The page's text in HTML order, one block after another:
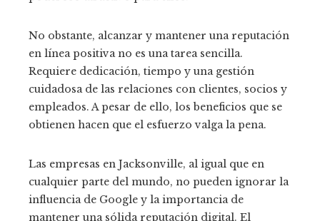
No obstante, alcanzar y mantener una reputación
en línea positiva no es una tarea sencilla.
Requiere dedicación, tiempo y una gestión
cuidadosa de las relaciones con clientes, socios y
empleados. A pesar de ello, los beneficios que se
obtienen hacen que el esfuerzo valga la pena.
Las empresas en Jacksonville, al igual que en
cualquier parte del mundo, no pueden ignorar la
influencia de Google y la importancia de
mantener una sólida reputación digital. El